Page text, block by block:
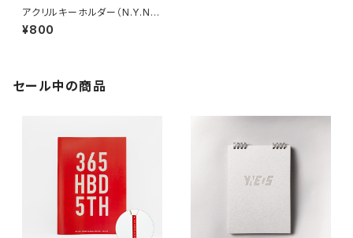
アクリルキーホルダー（N.Y.N.
Y. ニューヨーク入浴 〜The 湯
の女神〜）
¥800
セール中の商品